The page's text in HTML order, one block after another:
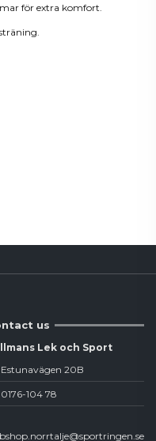
för extra komfort.
us
Lek och Sport
Estunavägen 20B
0176-104 78